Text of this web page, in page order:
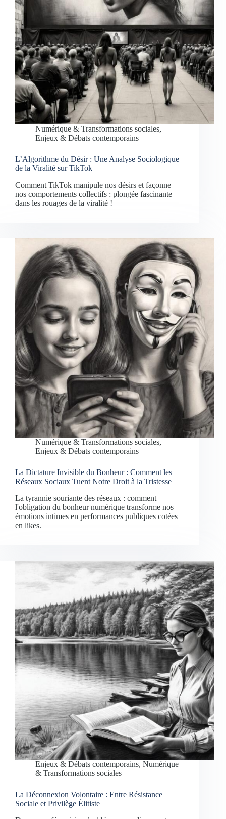
Numérique & Transformations sociales,
Enjeux & Débats contemporains
L’Algorithme du Désir : Une Analyse Sociologique
de la Viralité sur TikTok
Comment TikTok manipule nos désirs et façonne
nos comportements collectifs : plongée fascinante
dans les rouages de la viralité !
Numérique & Transformations sociales,
Enjeux & Débats contemporains
La Dictature Invisible du Bonheur : Comment les
Réseaux Sociaux Tuent Notre Droit à la Tristesse
La tyrannie souriante des réseaux : comment
l'obligation du bonheur numérique transforme nos
émotions intimes en performances publiques cotées
en likes.
Enjeux & Débats contemporains, Numérique
& Transformations sociales
La Déconnexion Volontaire : Entre Résistance
Sociale et Privilège Élitiste